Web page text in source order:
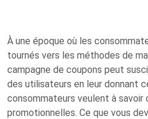
À une époque où les
tournés vers les méthodes de
campagne de coupons peut
des utilisateurs en leur donnant
consommateurs veulent à savoir
promotionnelles. Ce que vous